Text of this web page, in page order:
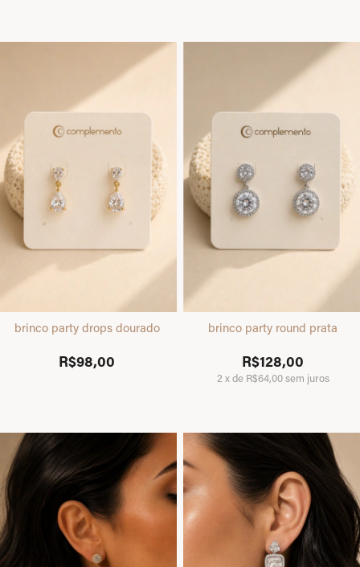
brinco party drops dourado
R$98,00
brinco party round prata
R$128,00
2 xde R$64,00sem juros